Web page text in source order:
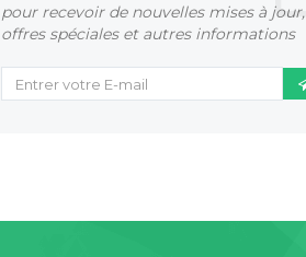
pour recevoir de nouvelles mises à jour,
offres spéciales et autres informations